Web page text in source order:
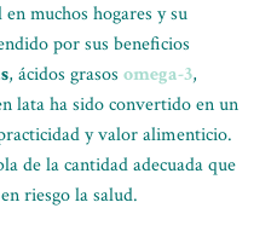
muchos hogares y su
por sus beneficios
, ácidos grasos omega-3,
lata ha sido convertido en un
y valor alimenticio.
de la cantidad adecuada que
riesgo la salud.